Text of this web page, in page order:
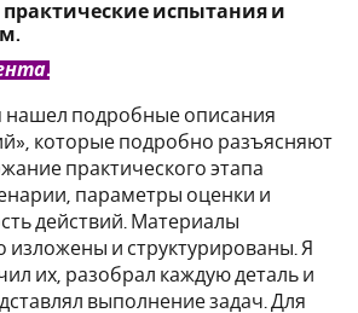
практические испытания и
нашел подробные описания
которые подробно разъясняют
практического этапа
параметры оценки и
действий. Материалы
изложены и структурированы. Я
их, разобрал каждую деталь и
выполнение задач. Для